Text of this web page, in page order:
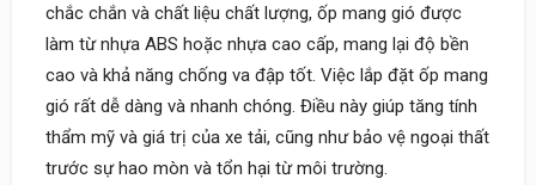
chắc chắn và chất liệu chất lượng, ốp mang gió được
làm từ nhựa ABS hoặc nhựa cao cấp, mang lại độ bền
cao và khả năng chống va đập tốt. Việc lắp đặt ốp mang
gió rất dễ dàng và nhanh chóng. Điều này giúp tăng tính
thẩm mỹ và giá trị của xe tải, cũng như bảo vệ ngoại thất
trước sự hao mòn và tổn hại từ môi trường.